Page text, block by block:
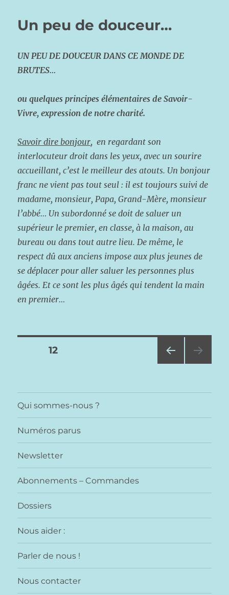
Un peu de douceur…
UN PEU DE DOUCEUR DANS CE MONDE DE
BRUTES…
ou quelques principes élémentaires de Savoir-
Vivre, expression de notre charité.
Savoir dire bonjour, en regardant son
interlocuteur droit dans les yeux, avec un sourire
accueillant, c’est le meilleur des atouts. Un bonjour
franc ne vient pas tout seul : il est toujours suivi de
madame, monsieur, Papa, Grand-Mère, monsieur
l’abbé… Un subordonné se doit de saluer un
supérieur le premier, en classe, à la maison, au
bureau ou dans tout autre lieu. De même, le
respect dû aux anciens impose aux plus jeunes de
se déplacer pour aller saluer les personnes plus
âgées. Et ce sont les plus âgés qui tendent la main
en premier…
Pagination
publications
E
PAGE12
Qui sommes-nous ?
Numéros parus
Newsletter
Abonnements – Commandes
Dossiers
Nous aider :
Parler de nous !
Nous contacter